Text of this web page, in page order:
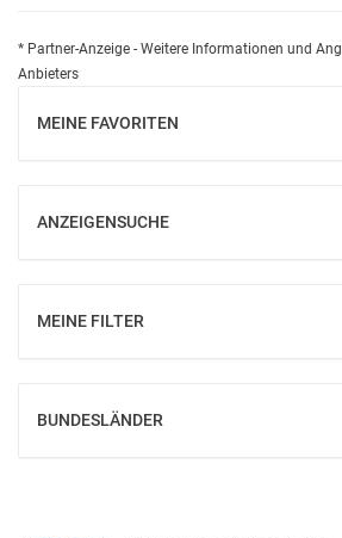
* Partner-Anzeige - Weitere Informationen und
Anbieters
MEINE FAVORITEN
EINBLENDEN
ANZEIGENSUCHE
EINBLENDEN
MEINE FILTER
EINBLENDEN
BUNDESLÄNDER
EINBLENDEN